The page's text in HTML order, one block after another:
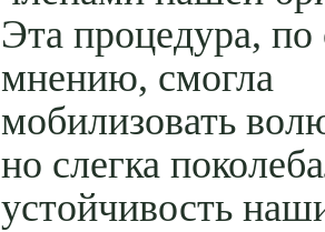
Эта процедура,
мнению, смогла
мобилизовать
но слегка
устойчивость